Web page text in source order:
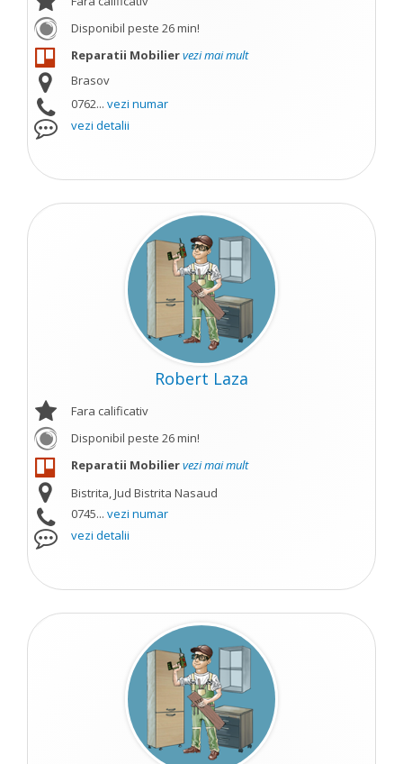
Disponibil peste 26 min!
Reparatii Mobiliervezi mai mult
Brasov
0762... vezi numar
vezi detalii
Robert Laza
Fara calificativ
Disponibil peste 26 min!
Reparatii Mobiliervezi mai mult
Bistrita, Jud Bistrita Nasaud
0745... vezi numar
vezi detalii